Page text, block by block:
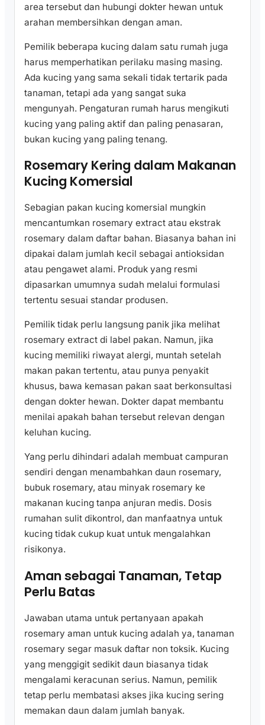
area tersebut dan hubungi dokter hewan untuk
arahan membersihkan dengan aman.
Pemilik beberapa kucing dalam satu rumah juga
harus memperhatikan perilaku masing masing.
Ada kucing yang sama sekali tidak tertarik pada
tanaman, tetapi ada yang sangat suka
mengunyah. Pengaturan rumah harus mengikuti
kucing yang paling aktif dan paling penasaran,
bukan kucing yang paling tenang.
Rosemary Kering dalam Makanan
Kucing Komersial
Sebagian pakan kucing komersial mungkin
mencantumkan rosemary extract atau ekstrak
rosemary dalam daftar bahan. Biasanya bahan ini
dipakai dalam jumlah kecil sebagai antioksidan
atau pengawet alami. Produk yang resmi
dipasarkan umumnya sudah melalui formulasi
tertentu sesuai standar produsen.
Pemilik tidak perlu langsung panik jika melihat
rosemary extract di label pakan. Namun, jika
kucing memiliki riwayat alergi, muntah setelah
makan pakan tertentu, atau punya penyakit
khusus, bawa kemasan pakan saat berkonsultasi
dengan dokter hewan. Dokter dapat membantu
menilai apakah bahan tersebut relevan dengan
keluhan kucing.
Yang perlu dihindari adalah membuat campuran
sendiri dengan menambahkan daun rosemary,
bubuk rosemary, atau minyak rosemary ke
makanan kucing tanpa anjuran medis. Dosis
rumahan sulit dikontrol, dan manfaatnya untuk
kucing tidak cukup kuat untuk mengalahkan
risikonya.
Aman sebagai Tanaman, Tetap
Perlu Batas
Jawaban utama untuk pertanyaan apakah
rosemary aman untuk kucing adalah ya, tanaman
rosemary segar masuk daftar non toksik. Kucing
yang menggigit sedikit daun biasanya tidak
mengalami keracunan serius. Namun, pemilik
tetap perlu membatasi akses jika kucing sering
memakan daun dalam jumlah banyak.